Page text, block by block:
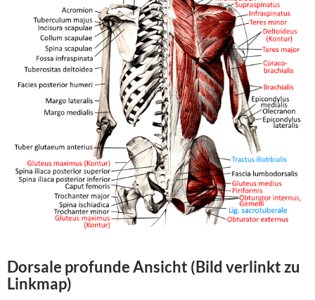
Dorsale profunde Ansicht (Bild verlinkt zu
Linkmap)